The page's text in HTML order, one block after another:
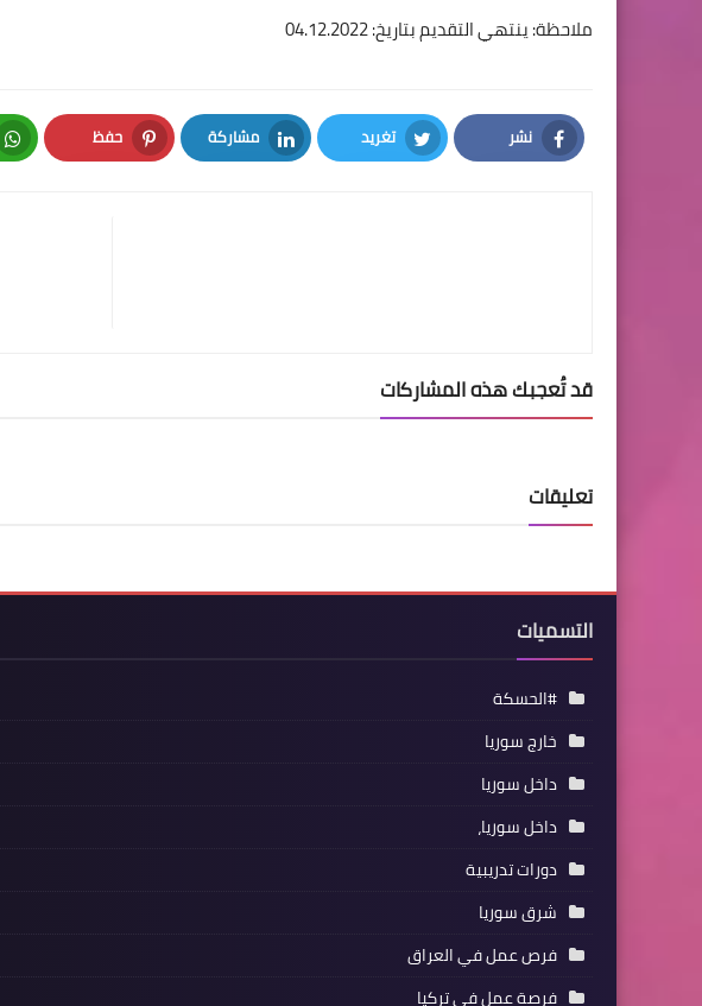
ملاحظة: ينتهي التقديم بتاريخ: 04.12.2022
نشر
Facebook
تغريد
Twitter
مشاركة
LinkedIn
حفظ
Pinterest
قد تُعجبك هذه المشاركات
تعليقات
التسميات
#الحسكة
خارج سوريا
داخل سوريا
داخل سوريا،
دورات تدريبية
شرق سوريا
فرص عمل في العراق
فرصة عمل في تركيا